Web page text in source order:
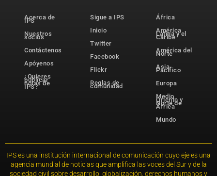
Acerca de
IPS
Nuestros
socios
Contáctenos
Apóyenos
¿Quieres
publicar
notas de
IPS?
Sigue a IPS
Inicio
Twitter
Facebook
Flickr
Reglas de
comunidad
África
América
Latina y el
Caribe
América del
Norte
Asia-
Pacífico
Europa
Medio
Oriente y
Norte de
África
Mundo
IPS es una institución internacional de comunicación cuyo eje es una
agencia mundial de noticias que amplifica las voces del Sur y de la
sociedad civil sobre desarrollo, globalización, derechos humanos y